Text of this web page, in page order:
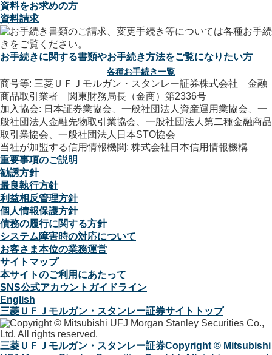
資料をお求めの方
資料請求
お手続きに関する書類やお手続き方法をご覧になりたい方
各種お手続き一覧
商号等: 三菱ＵＦＪモルガン・スタンレー証券株式会社 金融
商品取引業者 関東財務局長（金商）第2336号
加入協会: 日本証券業協会、一般社団法人資産運用業協会、一
般社団法人金融先物取引業協会、一般社団法人第二種金融商品
取引業協会、一般社団法人日本STO協会
当社が加盟する信用情報機関: 株式会社日本信用情報機構
重要事項のご説明
勧誘方針
最良執行方針
利益相反管理方針
個人情報保護方針
債務の履行に関する方針
システム障害時の対応について
お客さま本位の業務運営
サイトマップ
本サイトのご利用にあたって
SNS公式アカウントガイドライン
English
三菱ＵＦＪモルガン・スタンレー証券サイトトップ
三菱ＵＦＪモルガン・スタンレー証券Copyright © Mitsubishi